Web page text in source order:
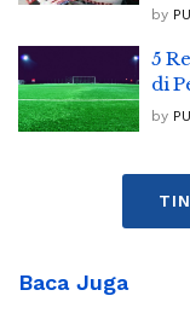
by
5
di
by
Baca Juga